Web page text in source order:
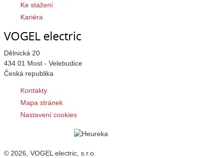
Ke stažení
Kariéra
VOGEL electric
Dělnická 20
434 01 Most - Velebudice
Česká republika
Kontakty
Mapa stránek
Nastavení cookies
© 2026, VOGEL electric, s.r.o.